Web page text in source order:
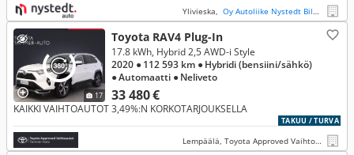
Ylivieska, Oy Autoliike Nystedt Bilaffär Ab
17
Toyota RAV4 Plug-In
33 480 €
17.8 kWh, Hybrid 2,5 AWD-i Style
2020 ● 112 593 km ● Hybridi (bensiini/sähkö)
● Automaatti ● Neliveto
KAIKKI VAIHTOAUTOT 3,49%:N KORKOTARJOUKSELLA
TAKUU / TURVA
Lempäälä, Toyota Approved Vaihtoautot Lempäälä